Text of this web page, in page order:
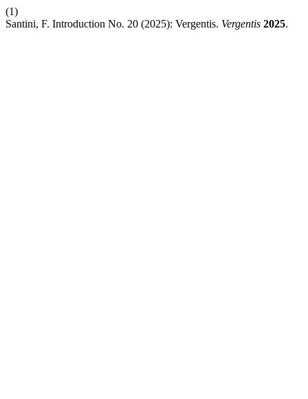
(1)
Santini, F. Introduction No. 20 (2025): Vergentis. Vergentis 2025.